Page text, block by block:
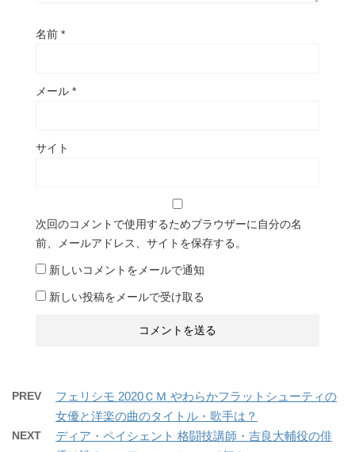
名前 *
メール *
サイト
次回のコメントで使用するためブラウザーに自分の名
前、メールアドレス、サイトを保存する。
新しいコメントをメールで通知
新しい投稿をメールで受け取る
PREV
フェリシモ 2020ＣＭ やわらかフラットシューティの
女優と洋楽の曲のタイトル・歌手は？
NEXT
ディア・ペイシェント 格闘技講師・吉良大輔役の俳